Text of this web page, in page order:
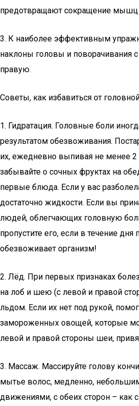
предотвращают сокращение
3. К наиболее эффективным
наклоны головы и поворачивания
правую.
Советы, как избавиться от
1. Гидратация. Головные боли
результатом обезвоживания.
их, ежедневно выпивая не менее
забывайте о сочных фруктах на
первые блюда. Если у вас
достаточно жидкости. Если вы
людей, облегчающих головную
пропустите его, если в течение
обезвоживает организм!
2. Лёд. При первых признаках
на лоб и шею (с левой и правой
льдом. Если их нет под рукой,
замороженных овощей, которые
левой и правой стороны шеи,
3. Массаж. Массируйте голову
мытье волос, медленно,
движениями, с обеих сторон – как